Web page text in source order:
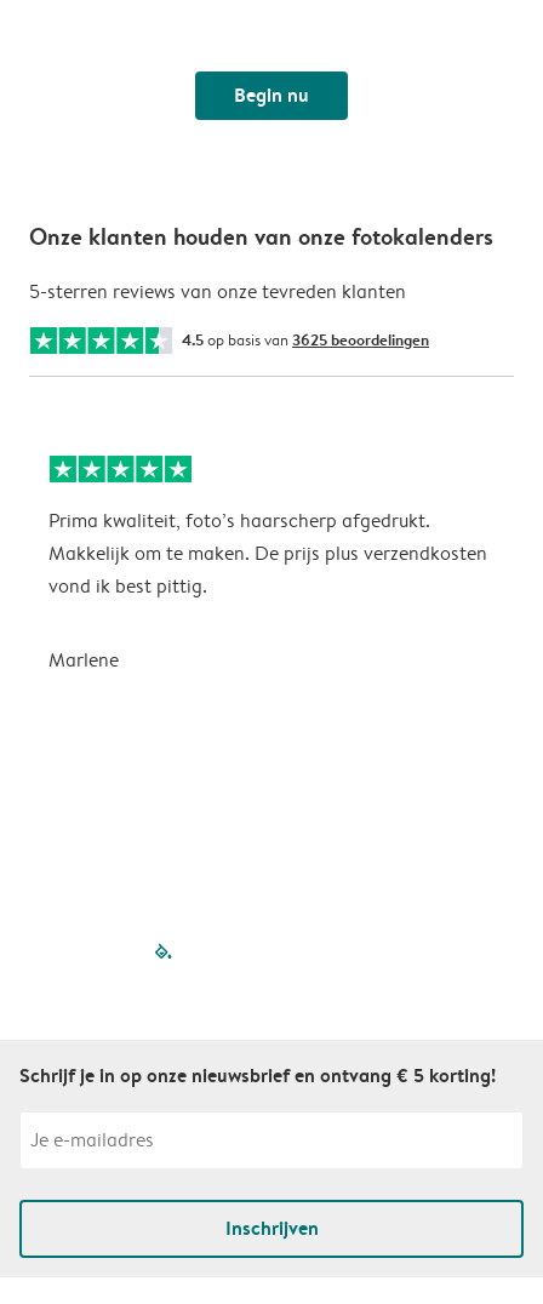
Begin nu
Onze klanten houden van onze fotokalenders
5-sterren reviews van onze tevreden klanten
4.5op basis van 3625 beoordelingen
Prima kwaliteit, foto’s haarscherp afgedrukt.
Makkelijk om te maken. De prijs plus verzendkosten
vond ik best pittig.
Marlene
filled-pagination
Schrijf je in op onze nieuwsbrief en ontvang € 5 korting!
Inschrijven